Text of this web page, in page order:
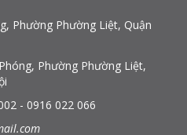
Phường Phường Liệt, Quận
Phường Phường Liệt,
- 0916 022 066